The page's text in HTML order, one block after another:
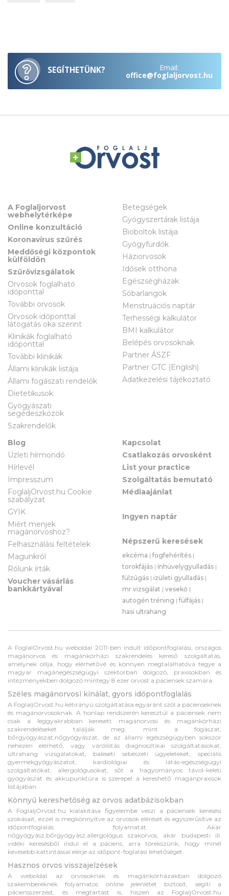
SEGÍTHETÜNK? Email:
office@foglaljorvost.hu
A Foglaljorvost
webhelytérképe
Online konzultáció
Koronavírus szűrés
Meddőségi központok
külföldön
Szűrővizsgálatok
Orvosok foglalható
időponttal
További orvosok
Orvosok időponttal
látogatás oka szerint
Klinikák foglalható
időponttal
További klinikák
Állami klinikák listája
Állami fogászati rendelők
Dietetikusok
Gyógyászati
segédeszközök
Szakrendelők
Betegségek
Gyógyszertárak listája
Bioboltok listája
Gyógyfürdők
Háziorvosok
Idősek otthona
Egészségházak
Sóbarlangok
Menstruációs naptár
Terhességi kalkulátor
BMI kalkulátor
Belépés orvosoknak
Partner ÁSZF
Partner GTC (English)
Adatkezelési tájékoztató
Blog
Üzleti hírmondó
Hírlevél
Impresszum
FoglaljOrvost.hu Cookie
szabályzat
GYIK
Miért menjek
magánorvoshoz?
Felhasználási feltételek
Magunkról
Rólunk írták
Voucher vásárlás
bankkártyával
Kapcsolat
Csatlakozás orvosként
List your practice
Szolgáltatás bemutató
Médiaajánlat
Ingyen naptár
Népszerű keresések
ekcéma |fogfehérítés |
torokfájás | ínhüvelygyulladás |
fülzúgás | izületi gyulladás |
mr vizsgálat | vesekő |
autogén tréning |fülfájás |
hasi ultrahang
A FoglalOrvost.hu weboldal 2011-ben indult időpontfoglalási, országos
magánorvos és magánkórházi szakrendelés kereső szolgáltatás,
amelynek célja, hogy elérhetővé és könnyen megtalálhatóvá tegye a
magyar magánegészségügyi szektorban dolgozó, praxisokban és
intézményekben dolgozó mintegy 8 ezer orvost a páciensek számára.
Széles magánorvosi kínálat, gyors időpontfoglalás
A FoglaljOrvost.hu kétirányú szolgáltatása egyaránt szól a pácienseknek
és magánorvosoknak. A honlap rendszerén keresztül a páciensek nem
csak a leggyakrabban keresett magánorvosi és magánkórházi
szakrendeléseket találják meg, mint a fogászat,
bőrgyógyászat,nőgyógyászat, de az állami egészségügyben sokszor
nehezen elérhető, vagy várólistás diagnosztikai szolgáltatásokat,
ultrahang vizsgálatokat, baleseti sebészeti ügyeleteket, speciális
gyermekgyógyászatot, kardiológiai és látás-egészségügyi
szolgáltatókat, allergológusokat, sőt a hagyományos távol-keleti
gyógyászat és akkupunktúra is szerepel a kereshető magánpraxisok
listájában.
Könnyű kereshetőség az orvos adatbázisokban
A FoglaljOrvost.hu kialakítása figyelembe veszi a páciensek keresési
szokásait, ezzel is megkönnyítve az orvosok elérését és egyszerűsítve az
időpontfoglalás folyamatát. Akár
nőgyógyász,bőrgyógyász,allergológus szakorvos, akár budapesti ill.
vidéki keresésből indul el a páciens, arra törekszünk, hogy minél
kevesebb kattintással elérje az időpont-foglalási lehetőséget.
Hasznos orvos visszajelzések
A weboldal az orvosoknak és magánkórházakban dolgozó
szakembereknek folyamatos online jelenlétet biztosít, segíti a
páciensszerzést, és megtartást is, hiszen az FoglaljOrvost.hu